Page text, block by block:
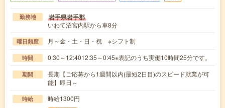
勤務地 岩手県岩手郡
いわて沼宮内駅から車8分
曜日頻度 月～金・土・日・祝 ※シフト制
時間 0:30～12:4012:35～0:45※表記のうち実働10時間25分です。
期間
長期【ご応募から1週間以内(最短2日目)のスピード就業が可
能】即日～
時給 時給1300円